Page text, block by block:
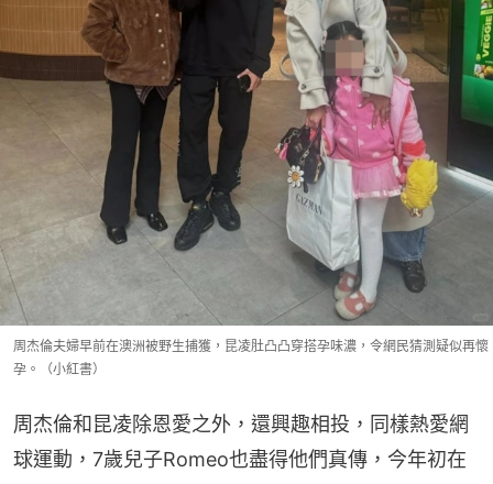
周杰倫夫婦早前在澳洲被野生捕獲，昆凌肚凸凸穿搭孕味濃，令網民猜測疑似再懷
孕。（小紅書）
周杰倫和昆凌除恩愛之外，還興趣相投，同樣熱愛網
球運動，7歲兒子Romeo也盡得他們真傳，今年初在